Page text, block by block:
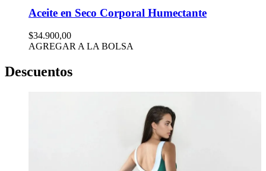
Aceite en Seco Corporal Humectante
$34.900,00
AGREGAR A LA BOLSA
Descuentos